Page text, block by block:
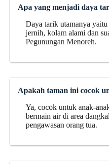
Apa yang menjadi daya
Daya tarik utamanya
jernih, kolam alami dan
Pegunungan Menoreh.
Apakah taman ini cocok
Ya, cocok untuk anak-
bermain air di area
pengawasan orang tua.